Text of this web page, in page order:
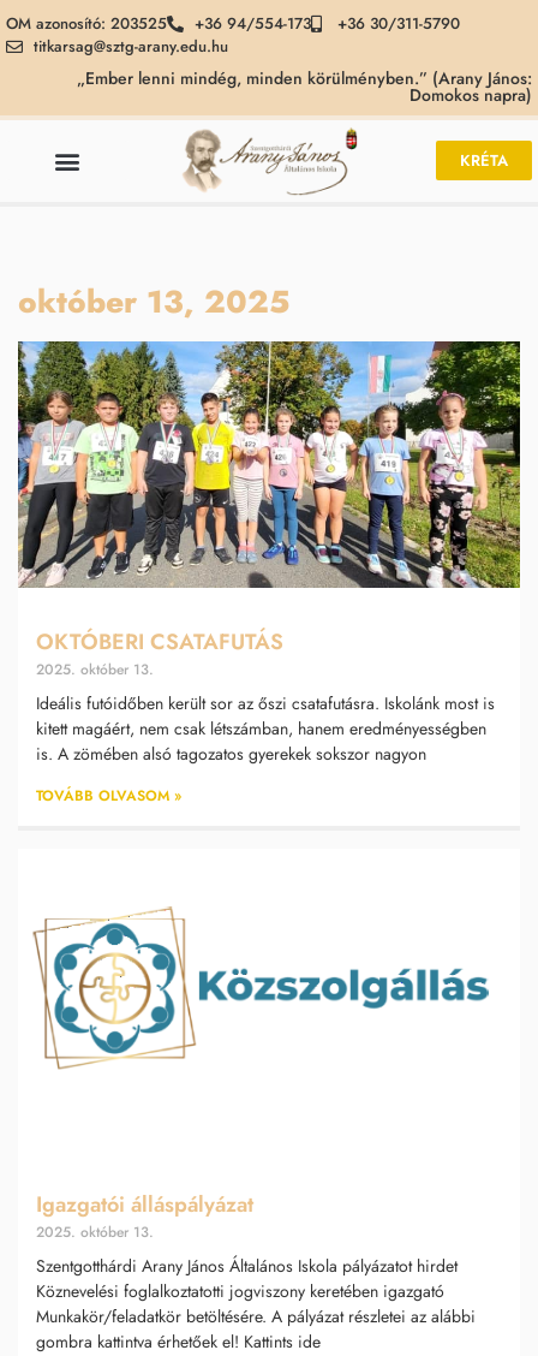
OM azonosító: 203525 +36 94/554-173
+36 30/311-5790
titkarsag@sztg-arany.edu.hu
„Ember lenni mindég, minden körülményben.” (Arany János:
Domokos napra)
KRÉTA
október 13, 2025
OKTÓBERI CSATAFUTÁS
2025. október 13.
Ideális futóidőben került sor az őszi csatafutásra. Iskolánk most is
kitett magáért, nem csak létszámban, hanem eredményességben
is. A zömében alsó tagozatos gyerekek sokszor nagyon
TOVÁBB OLVASOM »
Igazgatói álláspályázat
2025. október 13.
Szentgotthárdi Arany János Általános Iskola pályázatot hirdet
Köznevelési foglalkoztatotti jogviszony keretében igazgató
Munkakör/feladatkör betöltésére. A pályázat részletei az alábbi
gombra kattintva érhetőek el! Kattints ide